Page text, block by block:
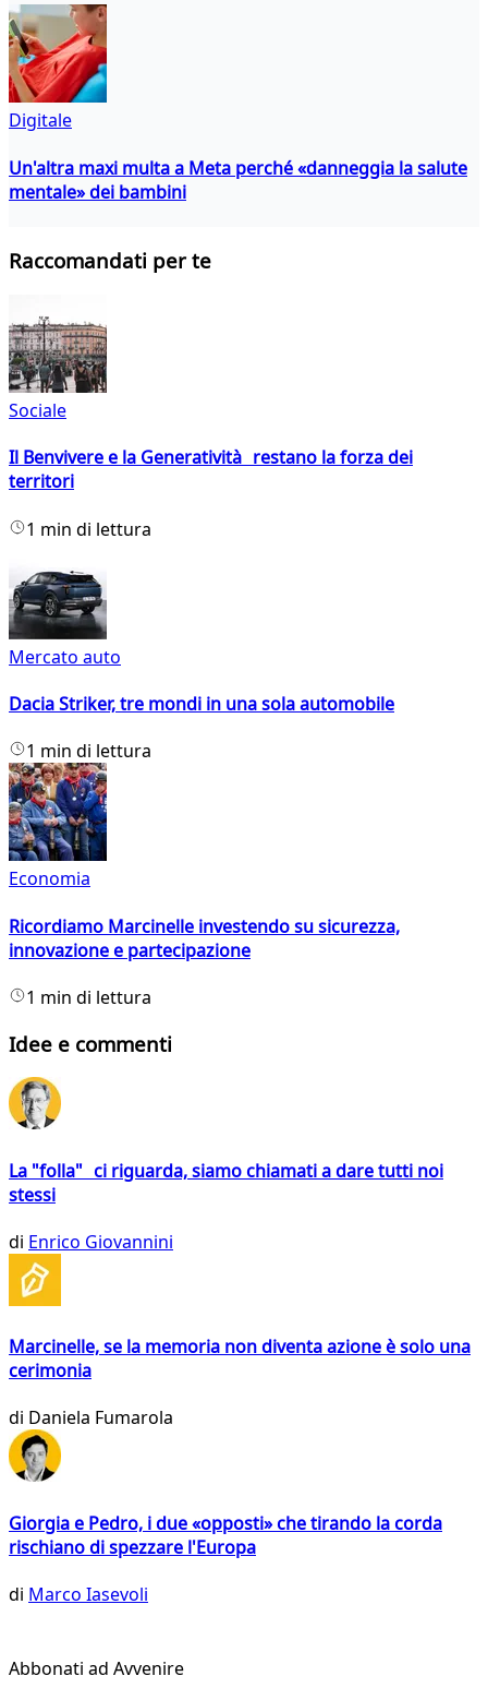
Digitale
Un'altra maxi multa a Meta perché «danneggia la salute
mentale» dei bambini
Raccomandati per te
Sociale
Il Benvivere e la Generatività restano la forza dei
territori
1 min di lettura
Mercato auto
Dacia Striker, tre mondi in una sola automobile
1 min di lettura
Economia
Ricordiamo Marcinelle investendo su sicurezza,
innovazione e partecipazione
1 min di lettura
Idee e commenti
La "folla" ci riguarda, siamo chiamati a dare tutti noi
stessi
di Enrico Giovannini
Marcinelle, se la memoria non diventa azione è solo una
cerimonia
di Daniela Fumarola
Giorgia e Pedro, i due «opposti» che tirando la corda
rischiano di spezzare l'Europa
di Marco Iasevoli
Abbonati ad Avvenire